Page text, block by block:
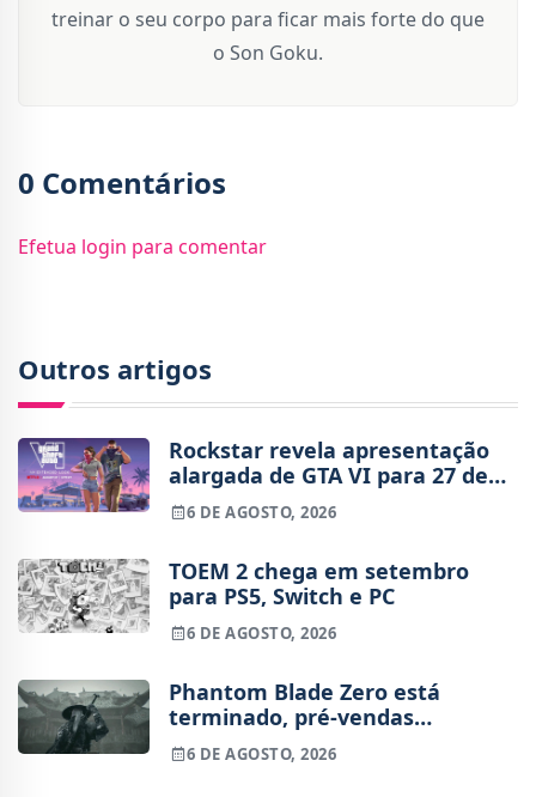
treinar o seu corpo para ficar mais forte do que
o Son Goku.
0 Comentários
Efetua login para comentar
Outros artigos
Rockstar revela apresentação
alargada de GTA VI para 27 de
agosto
6 DE AGOSTO, 2026
TOEM 2 chega em setembro
para PS5, Switch e PC
6 DE AGOSTO, 2026
Phantom Blade Zero está
terminado, pré-vendas
começam na próxima semana
6 DE AGOSTO, 2026